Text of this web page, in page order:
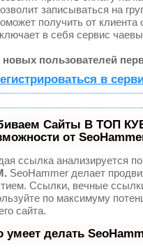
записываться на
получить от клиента
в себя сервис
пользователей
в
Сайты В ТОП
от
ссылка анализируется
SeoHammer делает
Ссылки, вечные
по максимуму
сайта.
умеет делать